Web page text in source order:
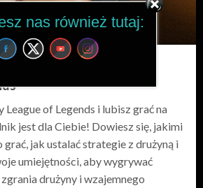
grając supportem w
League of Legends i lubisz grać na
jest dla Ciebie! Dowiesz się, jakimi
jak ustalać strategie z drużyną i
umiejętności, aby wygrywać
drużyny i wzajemnego
nas również tutaj: